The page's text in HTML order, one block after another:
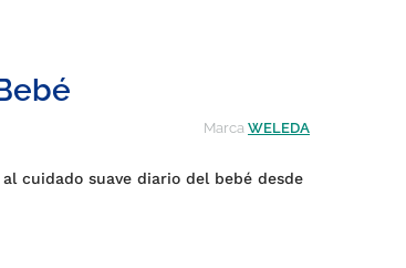
Marca WELEDA
cuidado suave diario del bebé desde